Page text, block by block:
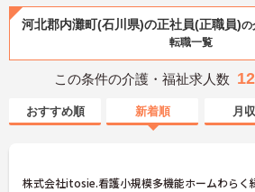
河北郡内灘町(石川県)の正社員(正職員)の
転職一覧
この条件の介護・福祉求人数 12
おすすめ順 新着順 月
株式会社itosie.看護小規模多機能ホームわらく